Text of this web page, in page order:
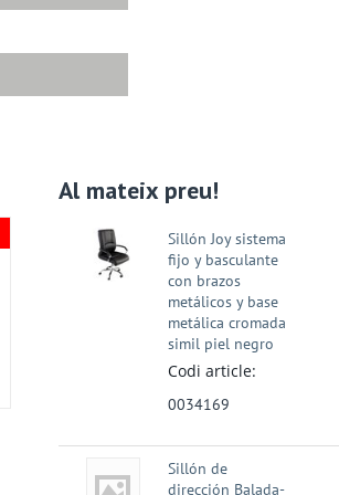
Promoció - 27%
2,18€
Promoció - 24%
Llom...
1,39 € 1,05
Al mateix preu!
Sillón Joy sistema
fijo y basculante
con brazos
metálicos y base
metálica cromada
simil piel negro
Codi article:
0034169
Sillón de
dirección Balada-